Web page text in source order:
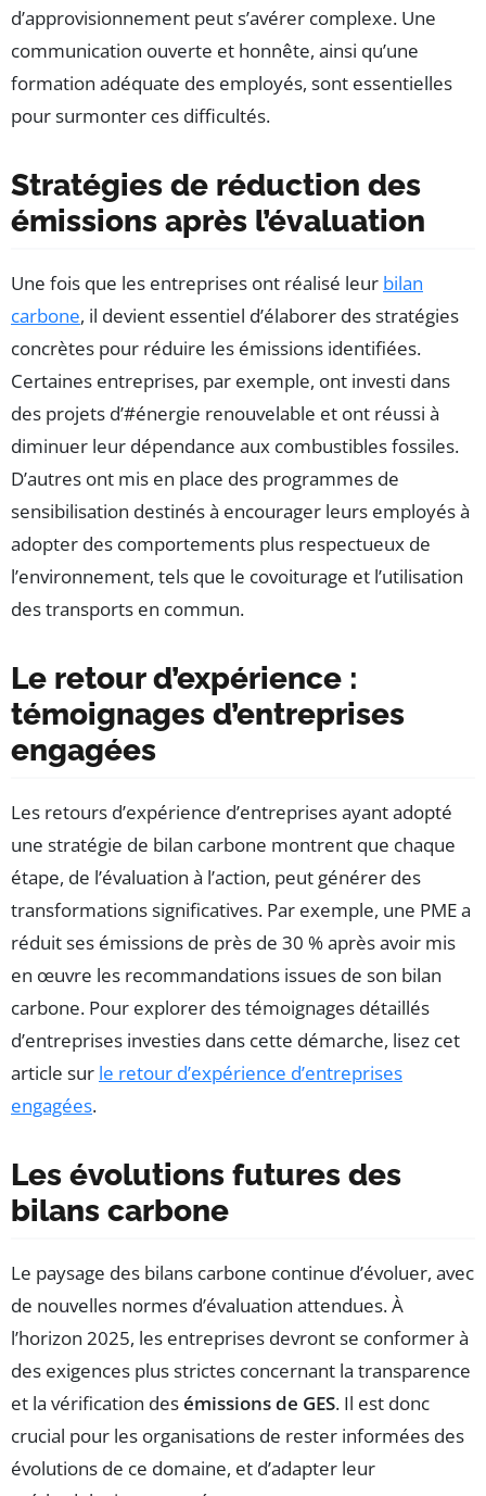
d’approvisionnement peut s’avérer complexe. Une
communication ouverte et honnête, ainsi qu’une
formation adéquate des employés, sont essentielles
pour surmonter ces difficultés.
Stratégies de réduction des
émissions après l’évaluation
Une fois que les entreprises ont réalisé leur bilan
carbone, il devient essentiel d’élaborer des stratégies
concrètes pour réduire les émissions identifiées.
Certaines entreprises, par exemple, ont investi dans
des projets d’#énergie renouvelable et ont réussi à
diminuer leur dépendance aux combustibles fossiles.
D’autres ont mis en place des programmes de
sensibilisation destinés à encourager leurs employés à
adopter des comportements plus respectueux de
l’environnement, tels que le covoiturage et l’utilisation
des transports en commun.
Le retour d’expérience :
témoignages d’entreprises
engagées
Les retours d’expérience d’entreprises ayant adopté
une stratégie de bilan carbone montrent que chaque
étape, de l’évaluation à l’action, peut générer des
transformations significatives. Par exemple, une PME a
réduit ses émissions de près de 30 % après avoir mis
en œuvre les recommandations issues de son bilan
carbone. Pour explorer des témoignages détaillés
d’entreprises investies dans cette démarche, lisez cet
article sur le retour d’expérience d’entreprises
engagées.
Les évolutions futures des
bilans carbone
Le paysage des bilans carbone continue d’évoluer, avec
de nouvelles normes d’évaluation attendues. À
l’horizon 2025, les entreprises devront se conformer à
des exigences plus strictes concernant la transparence
et la vérification desémissions de GES. Il est donc
crucial pour les organisations de rester informées des
évolutions de ce domaine, et d’adapter leur